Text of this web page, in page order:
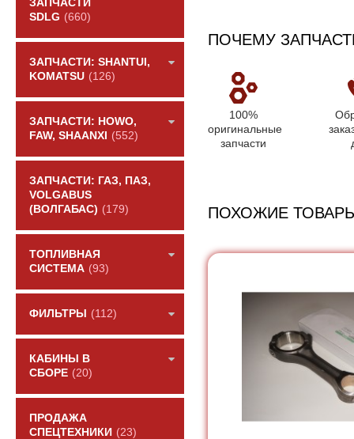
ЗАПЧАСТИ
SDLG (660)
ЗАПЧАСТИ: SHANTUI,
KOMATSU (126)
ЗАПЧАСТИ: HOWO,
FAW, SHAANXI
(552)
ЗАПЧАСТИ: ГАЗ, ПАЗ,
VOLGABUS
(ВОЛГАБАС) (179)
ТОПЛИВНАЯ
СИСТЕМА (93)
ФИЛЬТРЫ (112)
КАБИНЫ В
СБОРЕ (20)
ПРОДАЖА
СПЕЦТЕХНИКИ (23)
ПОЧЕМУ
100%
оригинальные
запчасти
ПОХОЖИЕ